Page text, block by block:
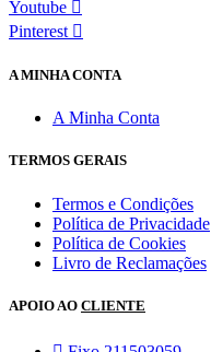
Youtube
Pinterest
A MINHA CONTA
A Minha Conta
TERMOS GERAIS
Termos e Condições
Política de Privacidade
Política de Cookies
Livro de Reclamações
APOIO AO CLIENTE